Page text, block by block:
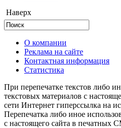
Наверх
О компании
Реклама на сайте
Контактная информация
Статистика
При перепечатке текстов либо
текстовых материалов с
сети Интернет гиперссылка на
Перепечатка либо иное
с настоящего сайта в печатных